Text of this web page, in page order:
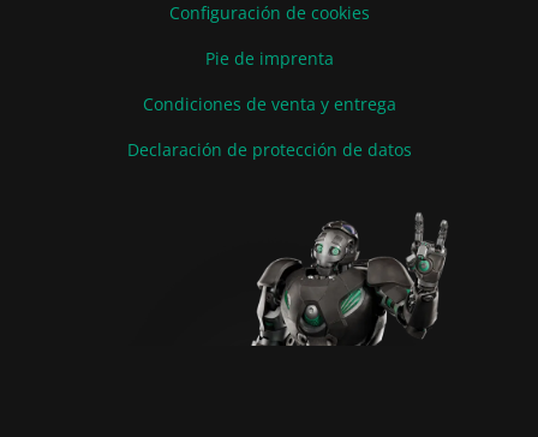
Configuración de cookies
Pie de imprenta
Condiciones de venta y entrega
Declaración de protección de datos